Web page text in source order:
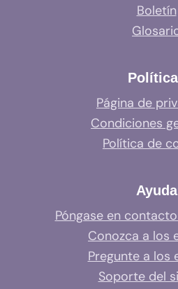
Boletín
Página de
Condiciones
Política de
Ayuda
Póngase en
Conozca a los
Pregunte a los
Soporte del